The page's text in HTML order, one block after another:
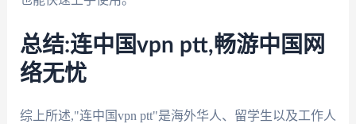
总结:连中国vpn ptt,畅游中国网
络无忧
综上所述,"连中国vpn ptt"是海外华人、留学生以及工作人